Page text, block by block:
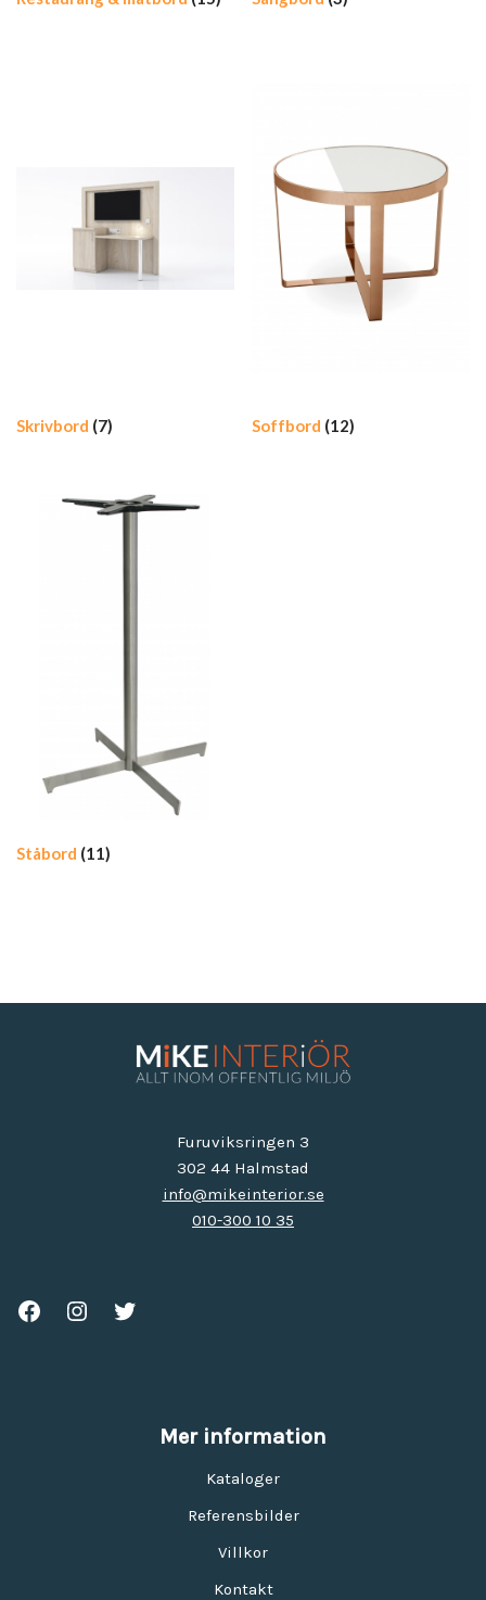
Skrivbord (7) Soffbord (12)
Ståbord (11)
Furuviksringen 3
302 44 Halmstad
info@mikeinterior.se
010-300 10 35
Mer information
Kataloger
Referensbilder
Villkor
Kontakt